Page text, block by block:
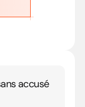
accusé